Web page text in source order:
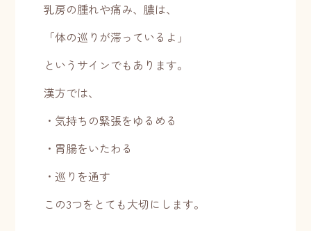
乳房の腫れや痛み、膿は、
「体の巡りが滞っているよ」
というサインでもあります。
漢方では、
・気持ちの緊張をゆるめる
・胃腸をいたわる
・巡りを通す
この3つをとても大切にします。